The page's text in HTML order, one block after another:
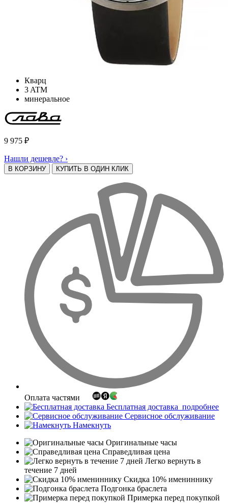
Кварц
3 ATM
минеральное
9 975 ₽
Нашли дешевле? ›
В КОРЗИНУ КУПИТЬ В ОДИН КЛИК
Оплата частями
Бесплатная доставка подробнее
Сервисное обслуживание
Намекнуть
Оригинальные часы
Справедливая цена
Легко вернуть в
течение 7 дней
Скидка 10% имениннику
Подгонка браслета
Примерка перед покупкой